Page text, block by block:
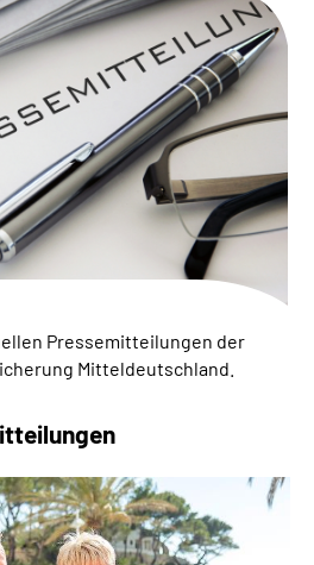
(DGS)
Kundenportal
Pressemitteilungen der
Mitteldeutschland.